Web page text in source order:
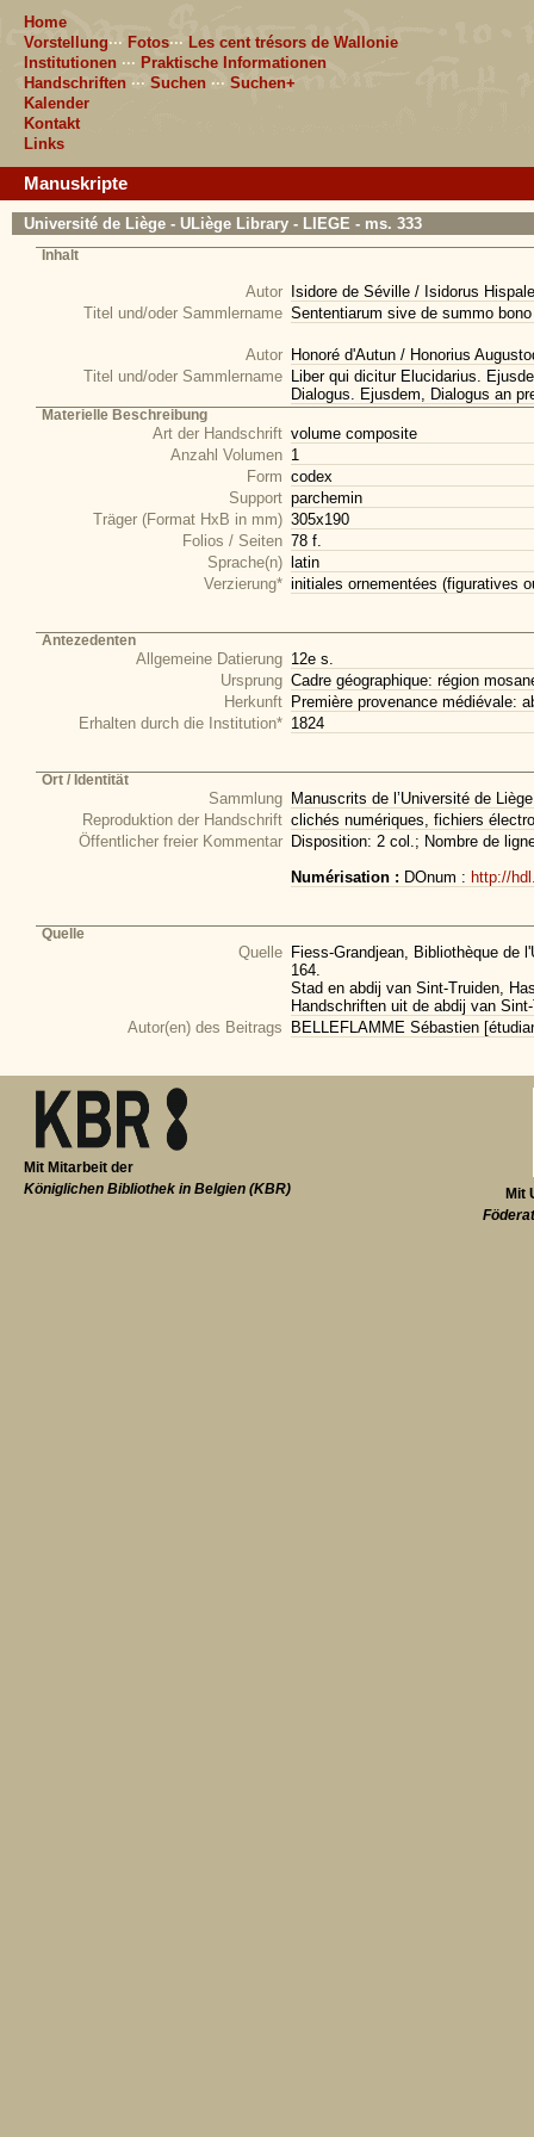
Home
Vorstellung··· Fotos··· Les cent trésors de Wallonie
Institutionen ··· Praktische Informationen
Handschriften ··· Suchen ··· Suchen+
Kalender
Kontakt
Links
Manuskripte
Université de Liège - ULiège Library - LIEGE - ms. 333
Inhalt
Autor
Isidore de Séville / Isidorus
Titel und/oder Sammlername Sententiarum sive de summo
Autor Honoré d'Autun / Honorius
Titel und/oder Sammlername Liber qui dicitur Elucidarius.
Dialogus. Ejusdem, Dialogus an
Materielle Beschreibung
Art der Handschrift volume composite
Anzahl Volumen 1
Form codex
Support parchemin
Träger (Format HxB in mm) 305x190
Folios / Seiten 78 f.
Sprache(n)
latin
Verzierung* initiales ornementées (figuratives
Antezedenten
Allgemeine Datierung 12e s.
Ursprung Cadre géographique: région
Herkunft Première provenance médiévale:
Erhalten durch die Institution* 1824
Ort / Identität
Sammlung Manuscrits de l’Université de Liège
Reproduktion der Handschrift clichés numériques, fichiers
Öffentlicher freier Kommentar Disposition: 2 col.; Nombre de
Numérisation : DOnum : http://
Quelle
Quelle Fiess-Grandjean, Bibliothèque de
164.
Stad en abdij van Sint-Truiden,
Handschriften uit de abdij van
Autor(en) des Beitrags
BELLEFLAMME Sébastien
Mit
Mit Mitarbeit der
Königlichen Bibliothek in Belgien (KBR)